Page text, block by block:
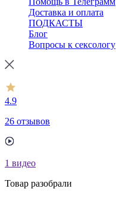
Доставка и оплата
ПОДКАСТЫ
Блог
Вопросы к сексологу
4.9
26 отзывов
1 видео
Товар разобрали